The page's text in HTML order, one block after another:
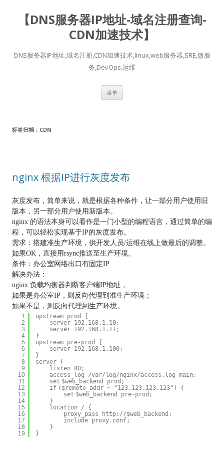
【DNS服务器IP地址-域名注册查询-
CDN加速技术】
DNS服务器IP地址,域名注册,CDN加速技术,linux,web服务器,SRE,微服
务,DevOps,运维
菜单
标签归档： CDN
nginx 根据IP进行灰度发布
灰度发布，简单来说，就是根据各种条件，让一部分用户使用旧
版本，另一部分用户使用新版本。
nginx 的语法本身可以看作是一门小型的编程语言，通过简单的编
程，可以轻松实现基于IP的灰度发布。
需求：搭建准生产环境，供开发人员/运维在线上做最后的调整。
如果OK，直接用rsync推送至生产环境。
条件：办公室网络出口有固定IP
解决办法：
nginx 负载均衡器判断客户端IP地址，
如果是办公室IP，则反向代理到准生产环境；
如果不是，则反向代理到生产环境。
1
2
3
4
5
6
7
8
9
10
11
12
13
14
15
16
17
18
19
upstream prod {
server 192.168.1.10;
server 192.168.1.11;
}
upstream pre-prod {
server 192.168.1.100;
}
server {
listen 80;
access_log /var/log/nginx/access .log main;
set $web_backend prod;
if ($remote_addr ~ "123.123.123.123" ) {
set $web_backend pre-prod;
}
location / {
proxy_pass http: //$web_backend;
include proxy.conf;
}
}